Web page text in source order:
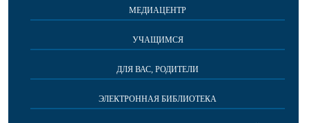
МЕДИАЦЕНТР
УЧАЩИМСЯ
ДЛЯ ВАС, РОДИТЕЛИ
ЭЛЕКТРОННАЯ БИБЛИОТЕКА